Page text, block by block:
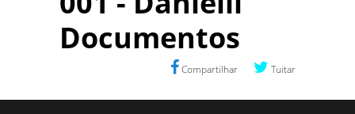
Documentos
Compartilhar Tuitar